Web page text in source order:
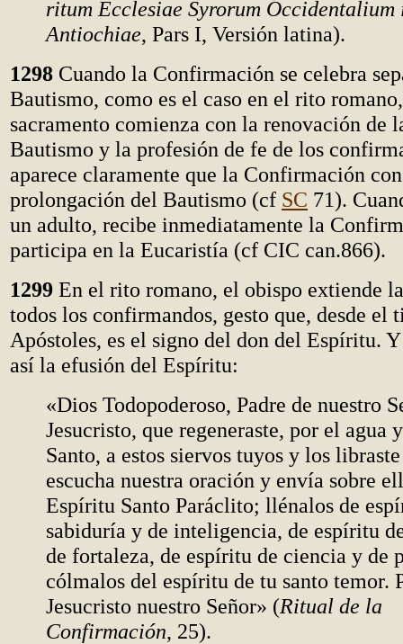
ritum Ecclesiae Syrorum Occidentalium
Antiochiae, Pars I, Versión latina).
1298 Cuando la Confirmación se celebra
Bautismo, como es el caso en el rito
sacramento comienza con la renovación de
Bautismo y la profesión de fe de los
aparece claramente que la Confirmación
prolongación del Bautismo (cf SC 71).
un adulto, recibe inmediatamente la
participa en la Eucaristía (cf CIC can.866).
1299 En el rito romano, el obispo extiende
todos los confirmandos, gesto que, desde el
Apóstoles, es el signo del don del Espíritu.
así la efusión del Espíritu:
«Dios Todopoderoso, Padre de nuestro
Jesucristo, que regeneraste, por el agua
Santo, a estos siervos tuyos y los
escucha nuestra oración y envía sobre
Espíritu Santo Paráclito; llénalos de
sabiduría y de inteligencia, de espíritu
de fortaleza, de espíritu de ciencia y de
cólmalos del espíritu de tu santo temor.
Jesucristo nuestro Señor» (Ritual de la
Confirmación, 25).